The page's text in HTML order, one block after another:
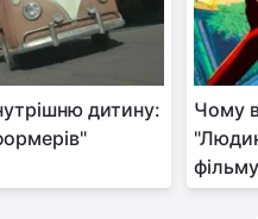
дитину:
Чому